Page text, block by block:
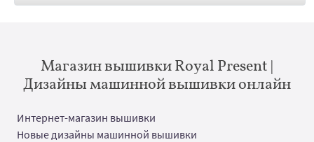
Магазин вышивки Royal Present |
Дизайны машинной вышивки онлайн
Интернет-магазин вышивки
Новые дизайны машинной вышивки